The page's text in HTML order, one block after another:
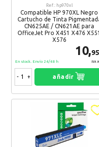
¿Recomendaría su compra?
10 Comentario(s)
26. 11. 2020
Recibido rápido
Recomendaría su compra:
19. 10. 2020
Envio muy rapido y
Recomendaría su compra:
Ref.: hp970xl
Compatible HP 970XL Negro
Cartucho de Tinta
CN625AE / CN621AE para
OfficeJet Pro X451 X476 X551
X576
10,
IVA
En stock. Envío 24/48 h
- + añadir